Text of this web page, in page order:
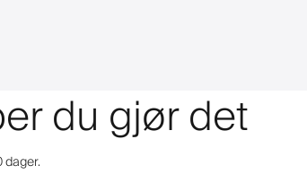
du gjør det